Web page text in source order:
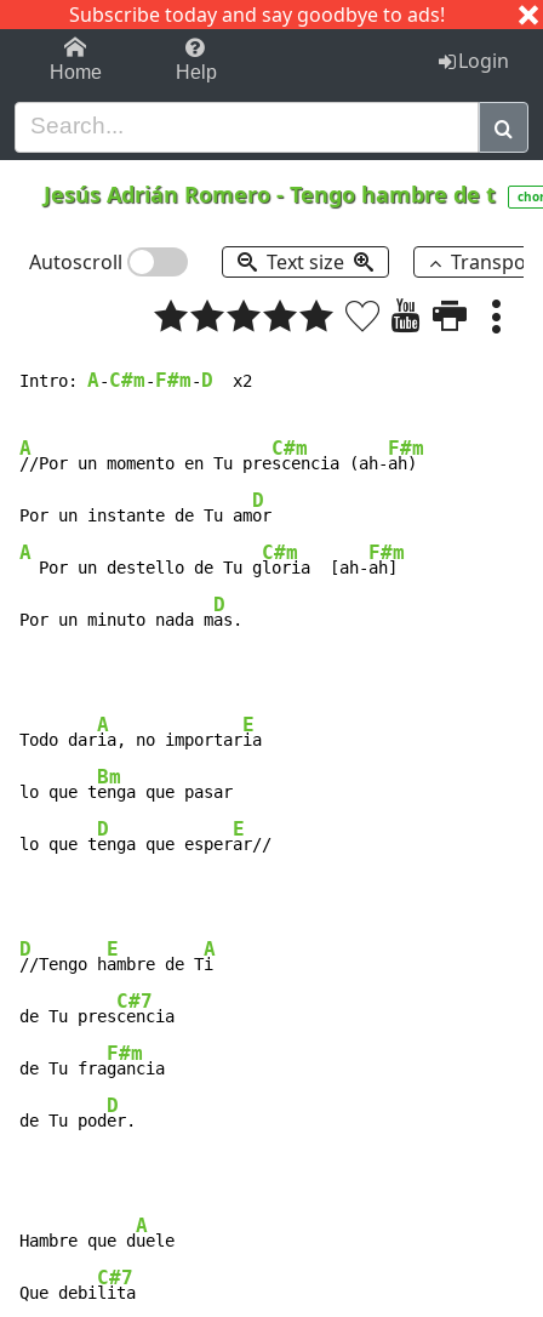
Subscribe today and say goodbye to ads!
1-9 C I J
Home Help Login
Jesús Adrián Romero-Tengo hambre de t
Autoscroll Text size
Intro: A-C#m- F#m- D
  x2
A
//Por un momento en Tu pre
C#m
scencia (ah-
F#m
ah)
Por un instante de Tu am
D
A
  Por un destello de Tu g
C#m
loria  [ah-
F#m
ah]
Por un minuto nada m
D
as.
Todo dar
A
ia, no importar
E
ia
lo que t
Bm
enga que pasar
lo que t
D
enga que esper
E
ar//
D
//Tengo h
E
ambre de T
A
i
de Tu pres
C#7
cencia
de Tu fra
F#m
gancia
de Tu pod
D
er.
Hambre que d
A
uele
Que debi
C#7
lita